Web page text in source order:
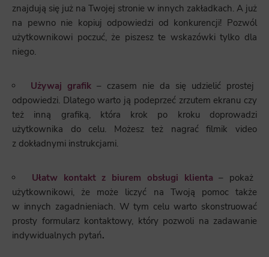
znajdują się już na Twojej stronie w innych zakładkach. A już
na pewno nie kopiuj odpowiedzi od konkurencji! Pozwól
użytkownikowi poczuć, że piszesz te wskazówki tylko dla
niego.
Używaj grafik– czasem nie da się udzielić prostej
odpowiedzi. Dlatego warto ją podeprzeć zrzutem ekranu czy
też inną grafiką, która krok po kroku doprowadzi
użytkownika do celu. Możesz też nagrać filmik video
z dokładnymi instrukcjami.
Ułatw kontakt z biurem obsługi klienta– pokaż
użytkownikowi, że może liczyć na Twoją pomoc także
w innych zagadnieniach. W tym celu warto skonstruować
prosty formularz kontaktowy, który pozwoli na zadawanie
indywidualnych pytań.